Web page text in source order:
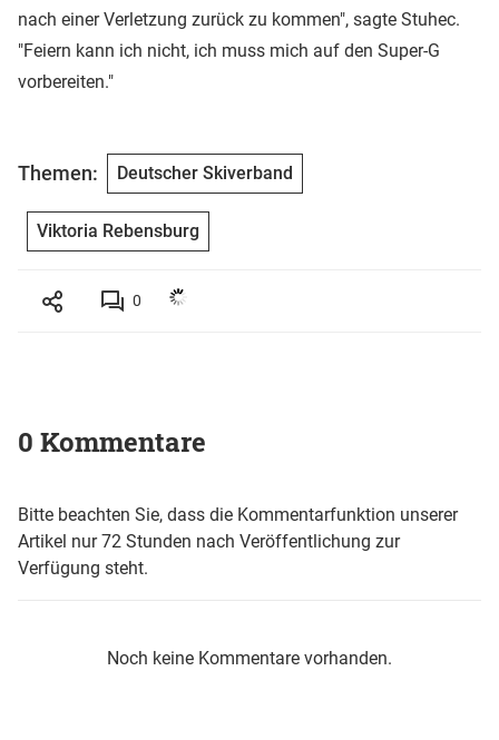
nach einer Verletzung zurück zu kommen", sagte Stuhec.
"Feiern kann ich nicht, ich muss mich auf den Super-G
vorbereiten."
Themen: Deutscher Skiverband
Viktoria Rebensburg
0
0 Kommentare
Bitte beachten Sie, dass die Kommentarfunktion unserer
Artikel nur 72 Stunden nach Veröffentlichung zur
Verfügung steht.
Noch keine Kommentare vorhanden.